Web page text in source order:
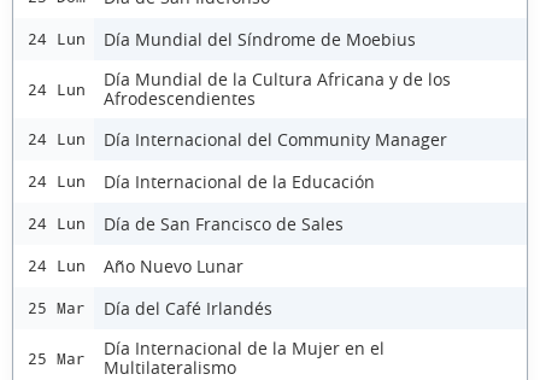
24 Lun Día Mundial del Síndrome de Moebius
24 Lun
Día Mundial de la Cultura Africana y de los
Afrodescendientes
24 Lun Día Internacional del Community Manager
24 Lun Día Internacional de la Educación
24 Lun Día de San Francisco de Sales
24 Lun Año Nuevo Lunar
25 Mar Día del Café Irlandés
25 Mar
Día Internacional de la Mujer en el
Multilateralismo